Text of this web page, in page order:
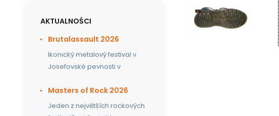
AKTUALNOŚCI
Brutalassault 2026
Ikonický metalový festival v
Josefovské pevnosti v
Masters of Rock 2026
Jeden z největších rockových